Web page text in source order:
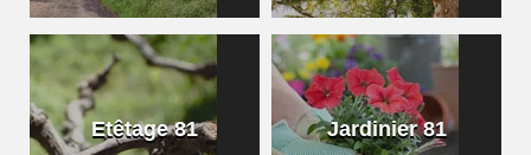
Etêtage 81 Jardinier 81